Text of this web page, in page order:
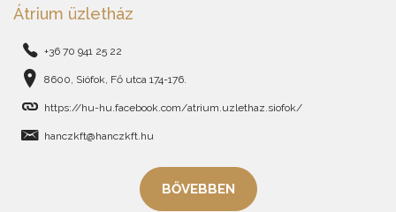
Átrium üzletház
+36 70 941 25 22
8600, Siófok, Fő utca 174-176.
https://hu-hu.facebook.com/atrium.uzlethaz.siofok/
hanczkft@hanczkft.hu
BŐVEBBEN